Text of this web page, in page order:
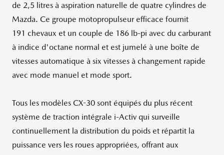
de 2,5 litres à aspiration naturelle de quatre cylindres de
Mazda. Ce groupe motopropulseur efficace fournit
191 chevaux et un couple de 186 lb-pi avec du carburant
à indice d'octane normal et est jumelé à une boîte de
vitesses automatique à six vitesses à changement rapide
avec mode manuel et mode sport.
Tous les modèles CX-30 sont équipés du plus récent
système de traction intégrale i-Activ qui surveille
continuellement la distribution du poids et répartit la
puissance vers les roues appropriées, offrant aux